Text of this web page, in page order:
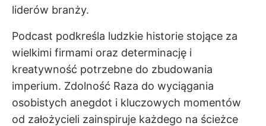
liderów branży.
Podcast podkreśla ludzkie historie stojące za
wielkimi firmami oraz determinację i
kreatywność potrzebne do zbudowania
imperium. Zdolność Raza do wyciągania
osobistych anegdot i kluczowych momentów
od założycieli zainspiruje każdego na ścieżce